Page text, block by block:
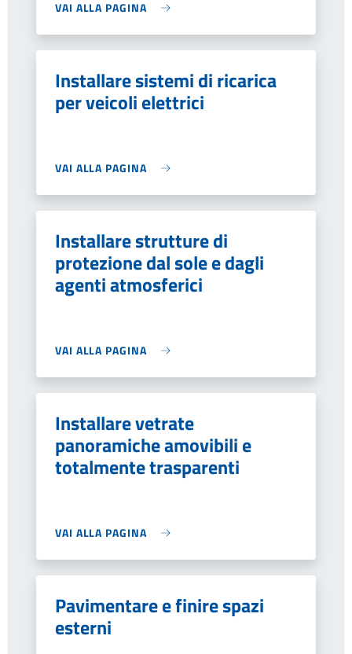
VAI ALLA PAGINA
Installare sistemi di ricarica
per veicoli elettrici
VAI ALLA PAGINA
Installare strutture di
protezione dal sole e dagli
agenti atmosferici
VAI ALLA PAGINA
Installare vetrate
panoramiche amovibili e
totalmente trasparenti
VAI ALLA PAGINA
Pavimentare e finire spazi
esterni